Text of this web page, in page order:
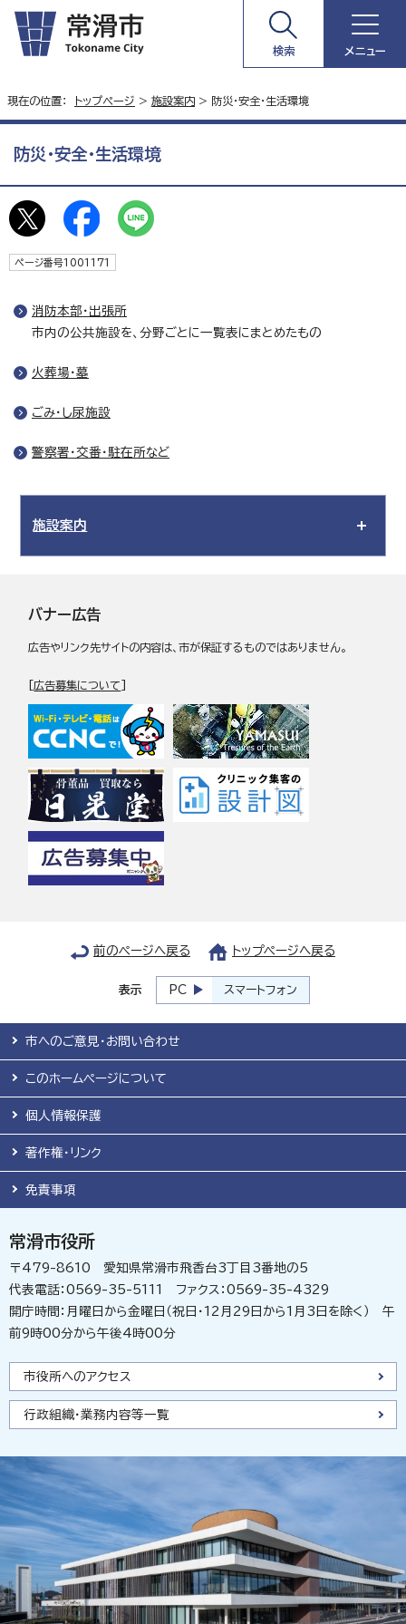
検索 メニュー
現在の位置： トップページ > 施設案内 > 防災・安全・生活環境
防災・安全・生活環境
ページ番号1001171
消防本部・出張所
市内の公共施設を、分野ごとに一覧表にまとめたもの
火葬場・墓
ごみ・し尿施設
警察署・交番・駐在所など
施設案内
バナー広告
広告やリンク先サイトの内容は、市が保証するものではありません。
[広告募集について
前のページへ戻る トップページへ戻る
表示 PC スマートフォン
市へのご意見・お問い合わせ
このホームページについて
個人情報保護
著作権・リンク
免責事項
常滑市役所
〒479-8610 愛知県常滑市飛香台3丁目3番地の5
代表電話：0569-35-5111 ファクス：0569-35-4329
開庁時間：月曜日から金曜日（祝日・12月29日から1月3日を除く） 午
前9時00分から午後4時00分
市役所へのアクセス
行政組織・業務内容等一覧